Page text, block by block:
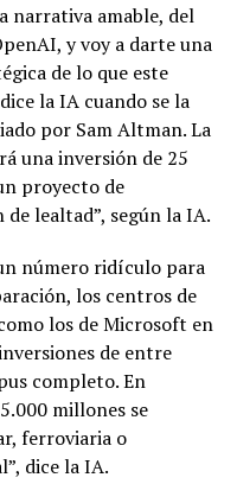
narrativa amable, del
y voy a darte una
de lo que este
la IA cuando se la
por Sam Altman. La
una inversión de 25
proyecto de
lealtad”, según la IA.
número ridículo para
los centros de
los de Microsoft en
de entre
completo. En
millones se
ferroviaria o
dice la IA.